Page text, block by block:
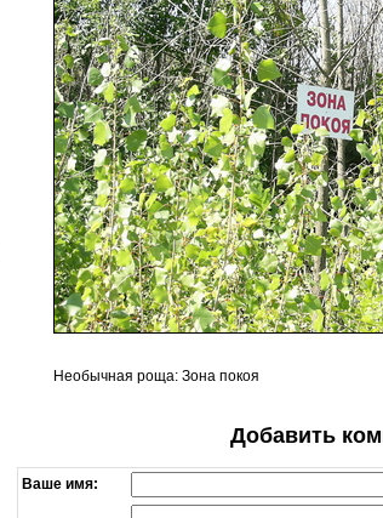
Необычная роща: Зона покоя
Добавить
Ваше имя: